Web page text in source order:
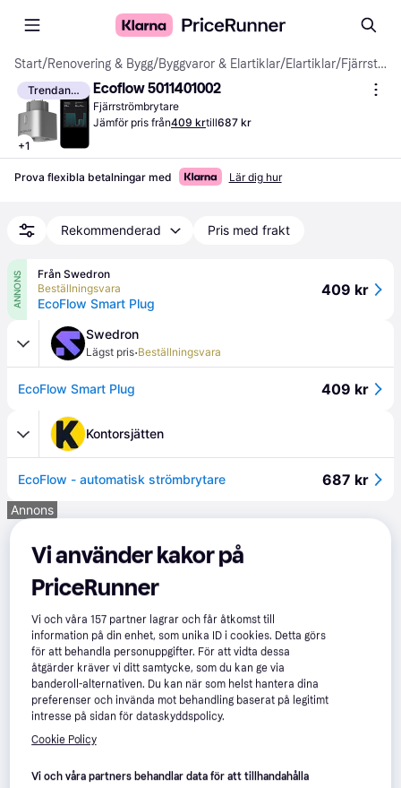
Start/Renovering & Bygg/Byggvaror & Elartiklar/Elartiklar/ Fjärrströmbrytare
Trendande
+1
Ecoflow 5011401002
Fjärrströmbrytare
Jämför pris från409 krtill687 kr
Prova flexibla betalningar med Lär dig hur
Rekommenderad Pris med frakt
ANNONS
Från Swedron
Beställningsvara
EcoFlow Smart Plug
409 kr
Swedron
Lägst pris·Beställningsvara
EcoFlow Smart Plug 409 kr
Kontorsjätten
EcoFlow - automatisk strömbrytare 687 kr
Annons
Vi använder kakor på
PriceRunner
Vi och våra157 partner lagrar och får åtkomst till
information på din enhet, som unika ID i cookies. Detta görs
för att behandla personuppgifter. För att vidta dessa
åtgärder kräver vi ditt samtycke, som du kan ge via
banderoll-alternativen. Du kan när som helst hantera dina
preferenser och invända mot behandling baserat på legitimt
intresse på sidan för dataskyddspolicy.
Cookie Policy
Vi och våra partners behandlar data för att tillhandahålla